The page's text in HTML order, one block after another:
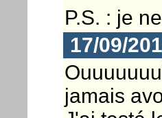
P.S. : je
17/09/
jamais